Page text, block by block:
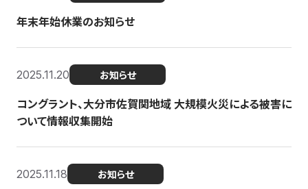
年末年始休業のお知らせ
2025.11.20 お知らせ
コングラント、大分市佐賀関地域 大規模火災による被害に
ついて情報収集開始
2025.11.18 お知らせ